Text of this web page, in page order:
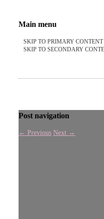
Notes on a life
Stella Harasek &
Main menu
SKIP TO PRIMARY CONTENT
SKIP TO SECONDARY
Post navigation
← Previous Next →